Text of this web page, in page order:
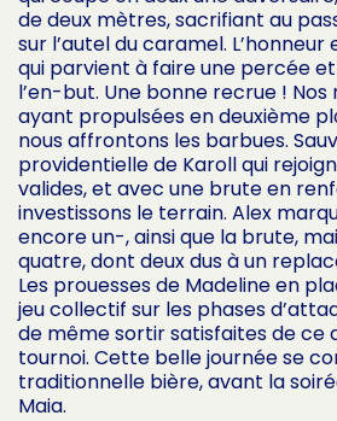
de deux mètres, sacrifiant au
sur l’autel du caramel.
qui parvient à faire une percée
l’en-but. Une bonne recrue !
ayant propulsées en deuxième
nous affrontons les barbues.
providentielle de Karoll qui
valides, et avec une brute en
investissons le terrain. Alex
encore un-, ainsi que la brute,
quatre, dont deux dus à un
Les prouesses de Madeline en
jeu collectif sur les phases
de même sortir satisfaites de ce
tournoi. Cette belle journée se
traditionnelle bière, avant la
Maia.